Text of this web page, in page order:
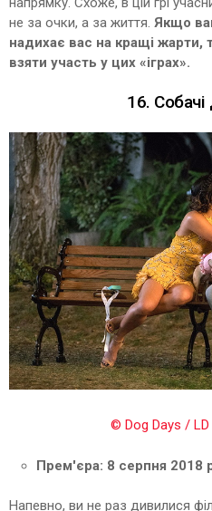
не за очки, а за життя. Якщо
надихає вас на кращі жарти,
взяти участь у цих «іграх».
16. Собачі
© Dog Days /
Прем'єра: 8 серпня 2018
Напевно, ви не раз дивилися